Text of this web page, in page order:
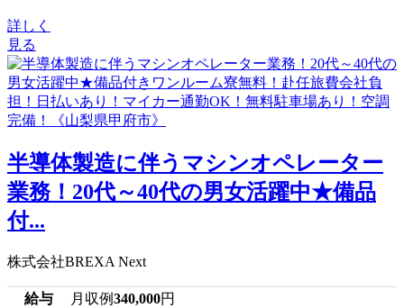
詳しく
見る
半導体製造に伴うマシンオペレーター
業務！20代～40代の男女活躍中★備品
付...
株式会社BREXA Next
給与 月収例340,000円